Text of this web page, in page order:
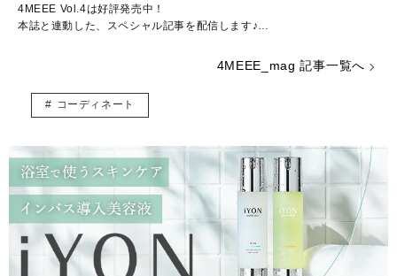
4MEEE Vol.4は好評発売中！
本誌と連動した、スペシャル記事を配信します♪
https://www.amazon.co.jp/dp/4073
4MEEE_mag 記事一覧へ
コーディネート